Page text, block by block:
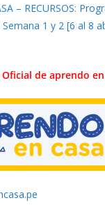
– RECURSOS:
1 y 2 [6 al 8
de aprendo